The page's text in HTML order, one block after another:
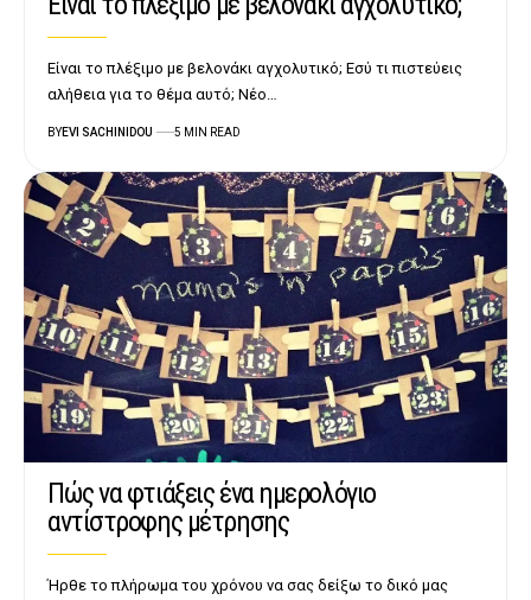
Είναι το πλέξιμο με βελονάκι αγχολυτικό; Εσύ τι πιστεύεις
αλήθεια για το θέμα αυτό; Νέο…
BYEVI SACHINIDOU 5 MIN READ
Πώς να φτιάξεις ένα ημερολόγιο
αντίστροφης μέτρησης
Ήρθε το πλήρωμα του χρόνου να σας δείξω το δικό μας